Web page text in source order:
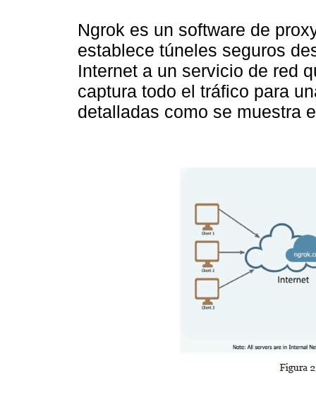
Ngrok es un software de
establece túneles seguros
Internet a un servicio de red
captura todo el tráfico para
detalladas como se muestra